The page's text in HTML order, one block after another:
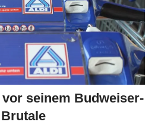
seinem Budweiser-